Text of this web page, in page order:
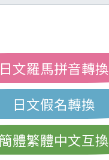
日文羅馬拼音轉換
日文假名轉換
簡體繁體中文互換